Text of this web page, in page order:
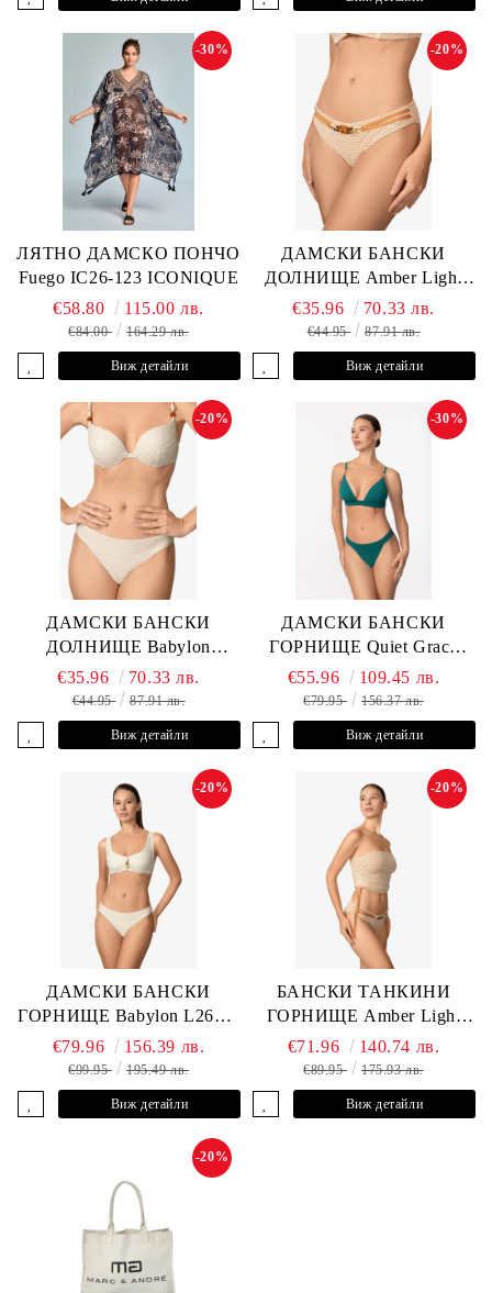
ЛЯТНО ДАМСКО ПОНЧО
Fuego IC26-123 ICONIQUE
-30%
€58.80 115.00 лв.
€84.00 164.29 лв.
Виж детайли
ДАМСКИ БАНСКИ
ДОЛНИЩЕ Amber Light
L2605-Z-MCB MARC &
ANDRE
-20%
€35.96 70.33 лв.
€44.95 87.91 лв.
Виж детайли
ДАМСКИ БАНСКИ
ДОЛНИЩЕ Babylon
L2613-Z-MTB MARC &
ANDRE
-20%
€35.96 70.33 лв.
€44.95 87.91 лв.
Виж детайли
ДАМСКИ БАНСКИ
ГОРНИЩЕ Quiet Grace
L2607-Y-352 MARC &
ANDRE
-30%
€55.96 109.45 лв.
€79.95 156.37 лв.
Виж детайли
ДАМСКИ БАНСКИ
ГОРНИЩЕ Babylon L2613-
YP-682 MARC & ANDRE
-20%
€79.96 156.39 лв.
€99.95 195.49 лв.
Виж детайли
БАНСКИ ТАНКИНИ
ГОРНИЩЕ Amber Light
L2605-Y-803 MARC &
ANDRE
-20%
€71.96 140.74 лв.
€89.95 175.93 лв.
Виж детайли
-20%